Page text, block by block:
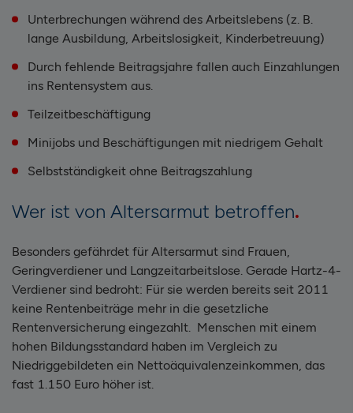
Unterbrechungen während des Arbeitslebens (z. B.
lange Ausbildung, Arbeitslosigkeit, Kinderbetreuung)
Durch fehlende Beitragsjahre fallen auch Einzahlungen
ins Rentensystem aus.
Teilzeitbeschäftigung
Minijobs und Beschäftigungen mit niedrigem Gehalt
Selbstständigkeit ohne Beitragszahlung
Wer ist von Altersarmut betroffen
Besonders gefährdet für Altersarmut sind Frauen,
Geringverdiener und Langzeitarbeitslose. Gerade Hartz-4-
Verdiener sind bedroht: Für sie werden bereits seit 2011
keine Rentenbeiträge mehr in die gesetzliche
Rentenversicherung eingezahlt. Menschen mit einem
hohen Bildungsstandard haben im Vergleich zu
Niedriggebildeten ein Nettoäquivalenzeinkommen, das
fast 1.150 Euro höher ist.